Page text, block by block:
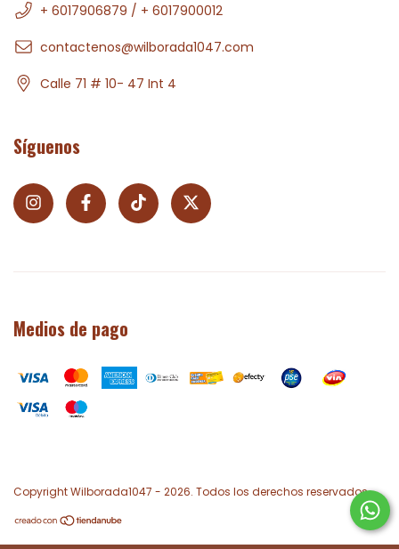
+ 6017906879 / + 6017900012
contactenos@wilborada1047.com
Calle 71 # 10- 47 Int 4
Síguenos
Medios de pago
Copyright Wilborada1047 - 2026. Todos los derechos reservados.